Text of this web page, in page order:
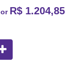
R$ 1.204,85